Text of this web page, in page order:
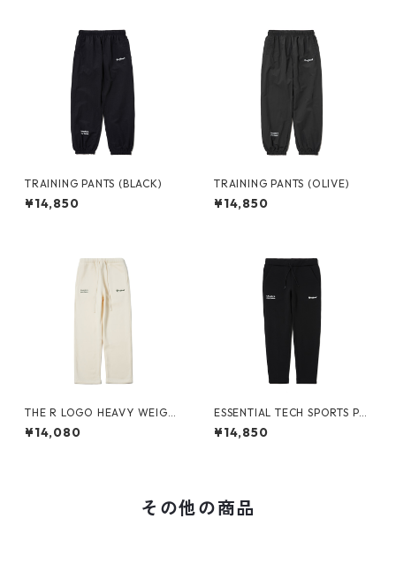
TRAINING PANTS (BLACK)
¥14,850
TRAINING PANTS (OLIVE)
¥14,850
THE R LOGO HEAVY WEIGH
T SWEAT PANTS (IVORY)
¥14,080
ESSENTIAL TECH SPORTS PA
NTS (BLACK)
¥14,850
その他の商品